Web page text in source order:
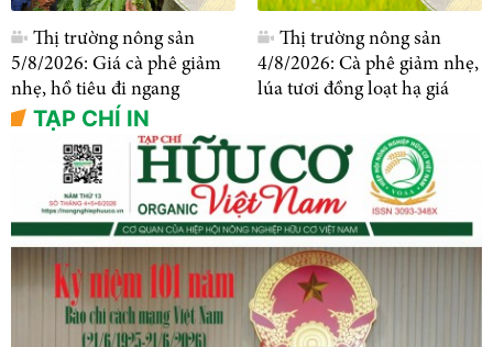
Thị trường nông sản
5/8/2026: Giá cà phê giảm
nhẹ, hồ tiêu đi ngang
Thị trường nông sản
4/8/2026: Cà phê giảm nhẹ,
lúa tươi đồng loạt hạ giá
TẠP CHÍ IN